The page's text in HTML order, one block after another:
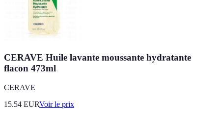
CERAVE Huile lavante moussante hydratante
flacon 473ml
CERAVE
15.54 EURVoir le prix